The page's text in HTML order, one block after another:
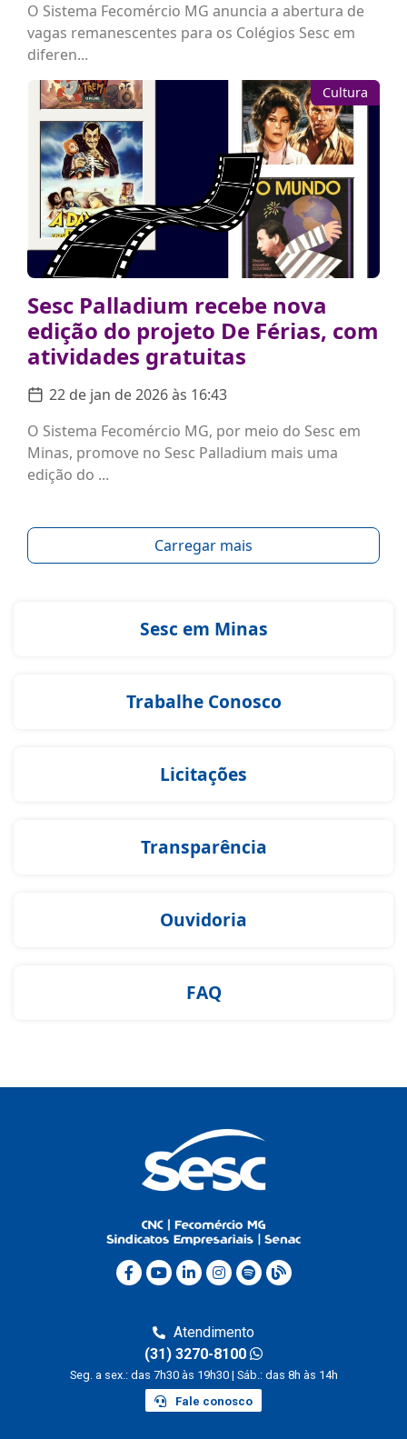
O Sistema Fecomércio MG anuncia a abertura de
vagas remanescentes para os Colégios Sesc em
diferen...
Cultura
Sesc Palladium recebe nova
edição do projeto De Férias, com
atividades gratuitas
22 de jan de 2026 às 16:43
O Sistema Fecomércio MG, por meio do Sesc em
Minas, promove no Sesc Palladium mais uma
edição do ...
Carregar mais
Sesc em Minas
Trabalhe Conosco
Licitações
Transparência
Ouvidoria
FAQ
Atendimento
(31) 3270-8100
Seg. a sex.: das 7h30 às 19h30 | Sáb.: das 8h às 14h
Fale conosco